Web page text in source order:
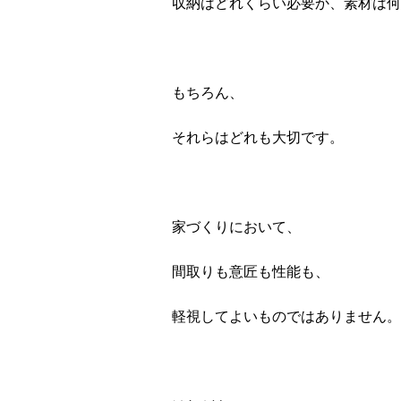
もちろん、
それらはどれも大切です。
家づくりにおいて、
間取りも意匠も性能も、
軽視してよいものではありません。